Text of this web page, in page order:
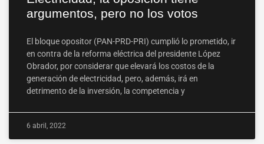
argumentos, pero no los votos
El bloque opositor (PAN-PRD-PRI) cumplió lo prometido, ir
en contra de la reforma eléctrica del presidente López
Obrador, por considerar que elevará los costos de la
generación de electricidad, pero, además, irá en
detrimento de la inversión, la competencia y
6 abril, 2022